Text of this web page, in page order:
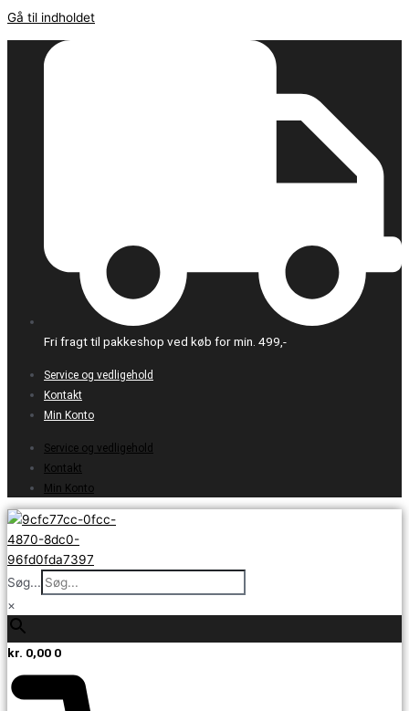
Gå til indholdet
Fri fragt til pakkeshop ved køb for min. 499,-
Service og vedligehold
Kontakt
Min Konto
Service og vedligehold
Kontakt
Min Konto
Søg...
×
kr. 0,00 0